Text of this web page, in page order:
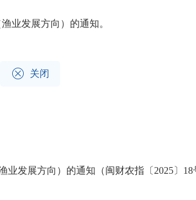
业发展方向）的通知。
 关闭
发展方向）的通知（闽财农指〔2025〕18